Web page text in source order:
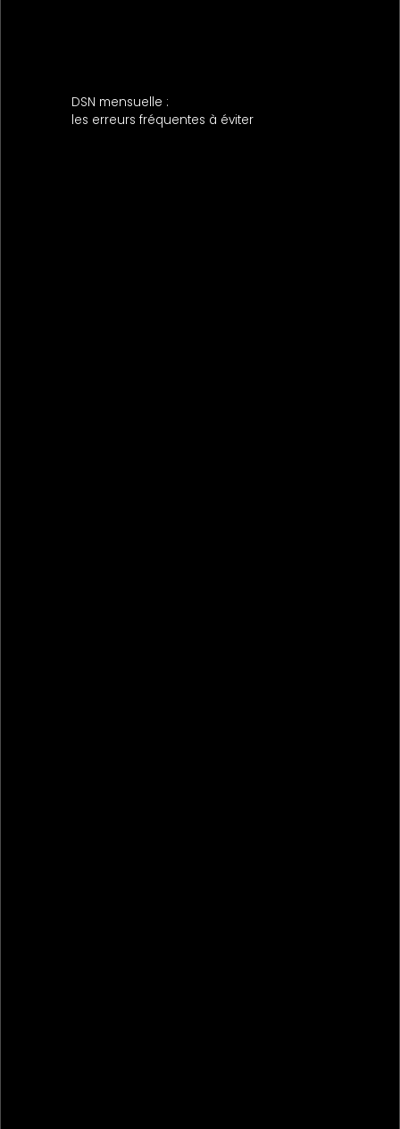
DSN mensuelle :
les erreurs fréquentes à éviter